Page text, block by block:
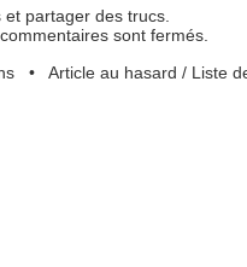
et partager des trucs.
sont fermés.
• Article au hasard / Liste